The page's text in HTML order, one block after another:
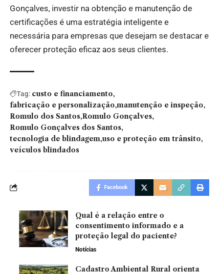
Gonçalves, investir na obtenção e manutenção de
certificações é uma estratégia inteligente e
necessária para empresas que desejam se destacar e
oferecer proteção eficaz aos seus clientes.
Tag: custo e financiamento
fabricação e personalização manutenção e inspeção
Romulo dos Santos Romulo Gonçalves
Romulo Gonçalves dos Santos
tecnologia de blindagem uso e proteção em trânsito
veículos blindados
Facebook
Qual é a relação entre o
consentimento informado e a
proteção legal do paciente?
Notícias
Cadastro Ambiental Rural orienta